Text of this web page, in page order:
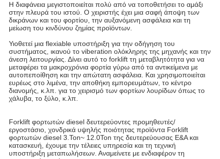
Η διαφάνεια μεγιστοποιείται πολύ από να τοποθετήσει το αμάξι
στην πλευρά του ιστού. Ο χειριστής έχει μια σαφή άποψη των
δικράνων και του φορτίου, την αυξανόμενη ασφάλεια και τη
μείωση του κινδύνου ζημίας προϊόντων.
Υιοθετεί μια flexiable υποστήριξη για την οδήγηση του
συστήματος, ικανού το viberation ολόκληρης της μηχανής και την
άνεση λειτουργίας. Δίνει αυτό το forklift τη μεταβλητότητα για να
μεταφέρει τα μακροχρόνια φορτία γύρω από τα αντικείμενα με
αυτοπεποίθηση και την απώτατη ασφάλεια. Και χρησιμοποιείται
ευρέως στο λιμένα, την αποθήκη εμπορευμάτων, το κέντρο
διανομής, κ.λπ. για το χειρισμό των φορτίων λουρίδων όπως το
χάλυβα, το ξύλο, κ.λπ.
Forklift φορτωτών diesel δευτερεύοντες προμηθευτές/
εργοστάσιο, χονδρικά υψηλής ποιότητας προϊόντα Forklift
φορτωτών diesel 3.Ton~ 12.0Ton της δευτερεύουσας Ε&Α και
κατασκευή, έχουμε την τέλειες υπηρεσία και τη τεχνική
υποστήριξη μεταπωλήσεων. Αναμείνετε με ενδιαφέρον τη